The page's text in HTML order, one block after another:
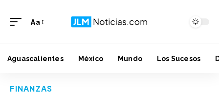
Aa
Aguascalientes México Mundo Los Sucesos
FINANZAS